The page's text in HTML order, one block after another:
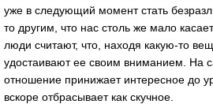
уже в следующий момент стать
то другим, что нас столь же мало
люди считают, что, находя какую-то
удостаивают ее своим вниманием. На
отношение принижает интересное до
вскоре отбрасывает как скучное.